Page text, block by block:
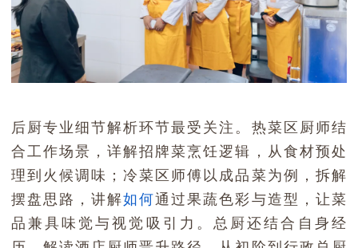
后厨专业细节解析环节最受关注。热菜区厨师结
合工作场景，详解招牌菜烹饪逻辑，从食材预处
理到火候调味；冷菜区师傅以成品菜为例，拆解
摆盘思路，讲解如何通过果蔬色彩与造型，让菜
品兼具味觉与视觉吸引力。总厨还结合自身经